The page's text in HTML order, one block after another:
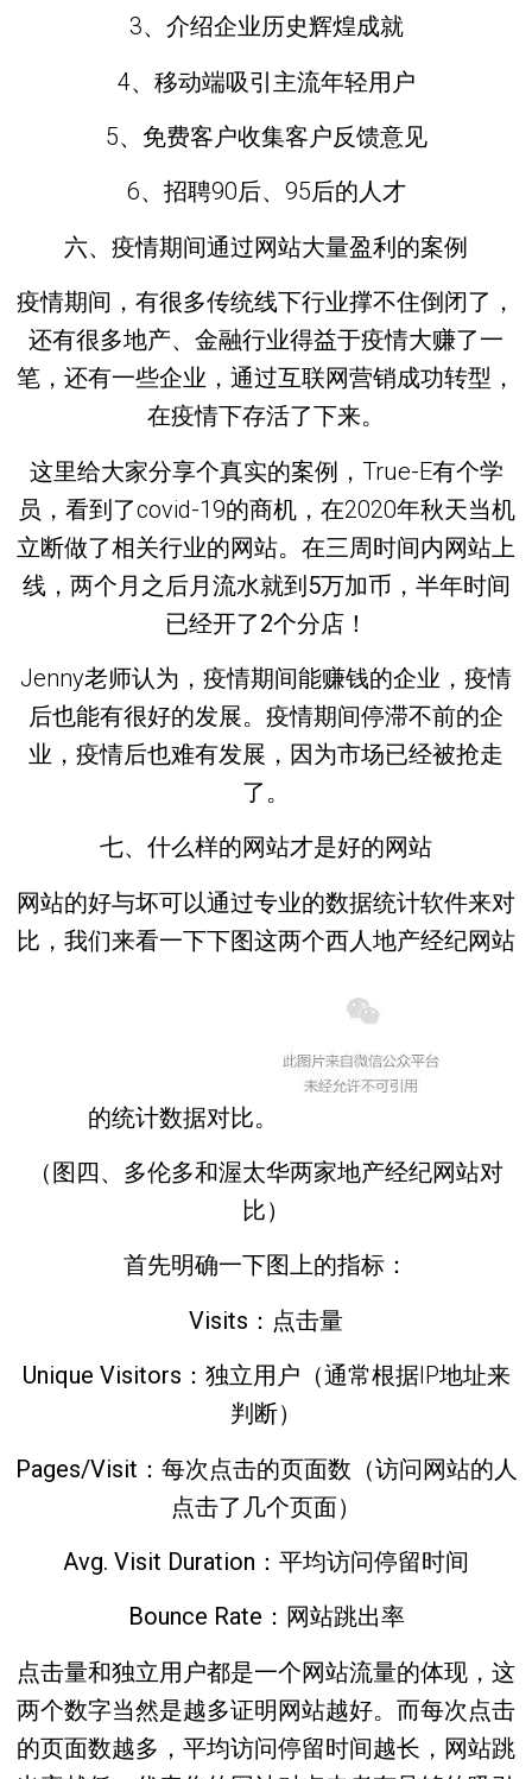
3、介绍企业历史辉煌成就
4、移动端吸引主流年轻用户
5、免费客户收集客户反馈意见
6、招聘90后、95后的人才
六、疫情期间通过网站大量盈利的案例
疫情期间，有很多传统线下行业撑不住倒闭了，
还有很多地产、金融行业得益于疫情大赚了一
笔，还有一些企业， 通过互联网营销成功转型 ，
在疫情下存活了下来。
这里给大家分享个真实的案例，True-E有个学
员，看到了covid-19的商机，在2020年秋天当机
立断做了相关行业的网站。在三周时间内网站上
线，两个月之后月流水就到5万加币 ，半年时间
已经开了2个分店！
Jenny老师认为，疫情期间能赚钱的企业，疫情
后也能有很好的发展。疫情期间停滞不前的企
业，疫情后也难有发展，因为市场已经被抢走
了。
七、什么样的网站才是好的网站
网站的好与坏可以通过专业的数据统计软件来对
比，我们来看一下下图这两个西人地产经纪网站
的统计数据对比。
（图四、多伦多和渥太华两家地产经纪网站对
比）
首先明确一下图上的指标：
Visits： 点击量
Unique Visitors ：独立用户（通常根据IP地址来
判断）
Pages/Visit ：每次点击的页面数（访问网站的人
点击了几个页面）
Avg. Visit Duration ：平均访问停留时间
Bounce Rate ：网站跳出率
点击量和独立用户都是一个网站流量的体现 ，这
两个数字当然是越多证明网站越好。而每次点击
的页面数越多，平均访问停留时间越长，网站跳